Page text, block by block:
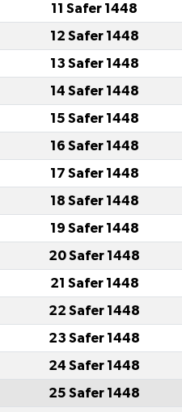
11 Safer 1448
12 Safer 1448
13 Safer 1448
14 Safer 1448
15 Safer 1448
16 Safer 1448
17 Safer 1448
18 Safer 1448
19 Safer 1448
20 Safer 1448
21 Safer 1448
22 Safer 1448
23 Safer 1448
24 Safer 1448
25 Safer 1448